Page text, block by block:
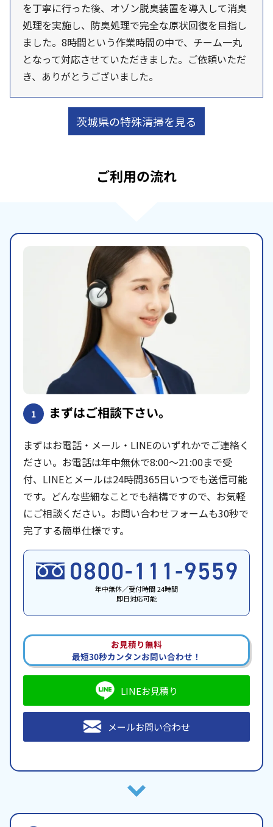
を丁寧に行った後、オゾン脱臭装置を導入して消臭
処理を実施し、防臭処理で完全な原状回復を目指し
ました。8時間という作業時間の中で、チーム一丸
となって対応させていただきました。ご依頼いただ
き、ありがとうございました。
茨城県の特殊清掃を見る
ご利用の流れ
1 まずはご相談下さい。
まずはお電話・メール・LINEのいずれかでご連絡く
ださい。お電話は年中無休で8:00〜21:00まで受
付、LINEとメールは24時間365日いつでも送信可能
です。どんな些細なことでも結構ですので、お気軽
にご相談ください。お問い合わせフォームも30秒で
完了する簡単仕様です。
年中無休／受付時間 24時間
即日対応可能
お見積り無料
最短30秒カンタンお問い合わせ！
LINEお見積り
メールお問い合わせ